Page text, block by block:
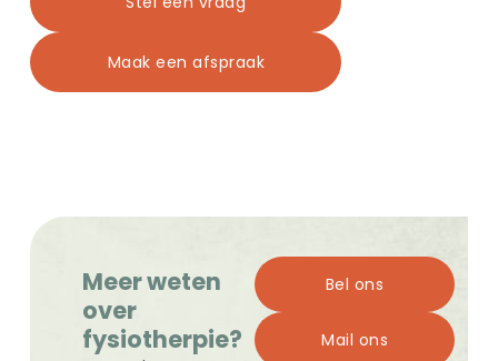
Maak een afspraak
Meer weten
over
fysiotherpie?
Bel ons
Mail ons